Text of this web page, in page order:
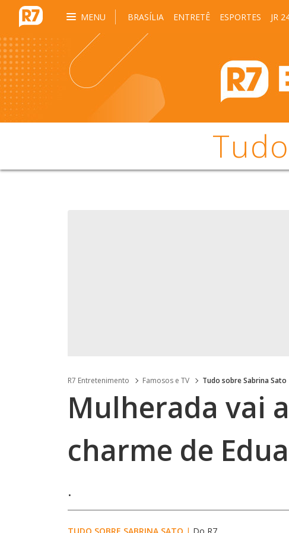
MENU BRASÍLIA ENTRETÊ ESPORTES JR
R7 Entretenimento Famosos e TV Tudo sobre Sabrina Sato
Mulherada vai
charme de
.